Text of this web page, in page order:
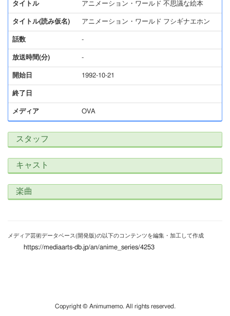
タイトル アニメーション・ワールド 不思議な絵本
タイトル(読み仮名) アニメーション・ワールド フシギナエホン
話数 -
放送時間(分) -
開始日 1992-10-21
終了日
メディア OVA
スタッフ
キャスト
楽曲
メディア芸術データベース(開発版)の以下のコンテンツを編集・加工して作成
https://mediaarts-db.jp/an/anime_series/4253
Copyright © Animumemo. All rights reserved.